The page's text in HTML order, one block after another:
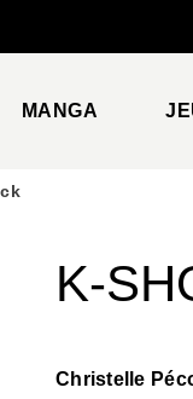
MANGA
K-
Christelle